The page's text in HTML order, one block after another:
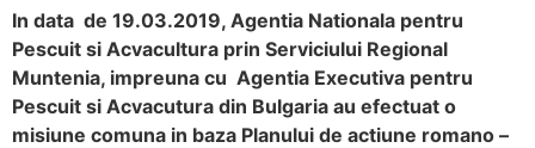
In data de 19.03.2019, Agentia Nationala pentru
Pescuit si Acvacultura prin Serviciului Regional
Muntenia, impreuna cu Agentia Executiva pentru
Pescuit si Acvacutura din Bulgaria au efectuat o
misiune comuna in baza Planului de actiune romano –